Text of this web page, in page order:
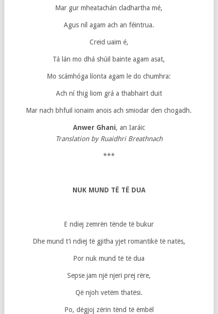
Mar gur mheatachán cladhartha mé,
Agus níl agam ach an féintrua.
Creid uaim é,
Tá lán mo dhá shúil bainte agam asat,
Mo scámhóga líonta agam le do chumhra:
Ach ní thig liom grá a thabhairt duit
Mar nach bhfuil ionaim anois ach smiodar den chogadh.
Anwer Ghani, an Iaráic
Translation by Ruaidhri Breathnach
***
NUK MUND TË TË DUA
E ndiej zemrën tënde të bukur
Dhe mund t’i ndiej të gjitha yjet romantikë të natës,
Por nuk mund të të dua
Sepse jam një njeri prej rëre,
Që njoh vetëm thatësi.
Po, dëgjoj zërin tënd të ëmbël